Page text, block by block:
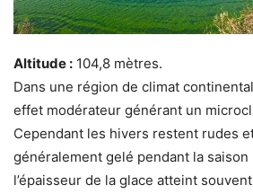
Altitude : 104,8 mètres.
Dans une région de climat
effet modérateur générant un
Cependant les hivers restent rudes
généralement gelé pendant la saison
l’épaisseur de la glace atteint